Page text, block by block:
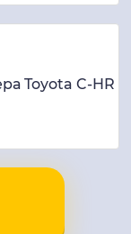
Toyota C-HR